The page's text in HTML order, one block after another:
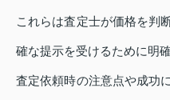
これらは査定士が価格を判
確な提示を受けるために明
査定依頼時の注意点や成功